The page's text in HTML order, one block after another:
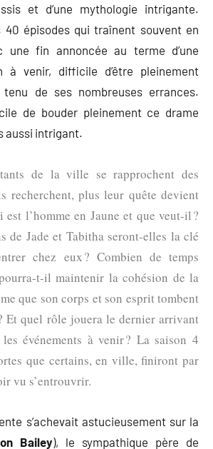
et d’une mythologie intrigante.
40 épisodes qui traînent souvent en
une fin annoncée au terme d’une
à venir, difficile d’être pleinement
de ses nombreuses errances.
de bouder pleinement ce drame
aussi intrigant.
de la ville se rapprochent des
recherchent, plus leur quête devient
l’homme en Jaune et que veut-il ?
de Jade et Tabitha seront-elles la clé
chez eux ? Combien de temps
t-il maintenir la cohésion de la
que son corps et son esprit tombent
Et quel rôle jouera le dernier arrivant
événements à venir ? La saison 4
que certains, en ville, finiront par
vu s’entrouvrir.
s’achevait astucieusement sur la
Bailey), le sympathique père de